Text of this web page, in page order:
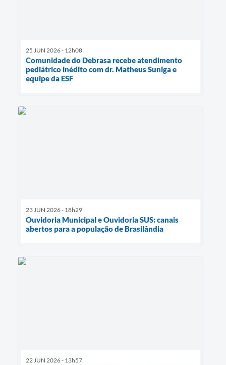
25 JUN 2026 - 12h08
Comunidade do Debrasa recebe atendimento
pediátrico inédito com dr. Matheus Suniga e
equipe da ESF
23 JUN 2026 - 18h29
Ouvidoria Municipal e Ouvidoria SUS: canais
abertos para a população de Brasilândia
22 JUN 2026 - 13h57